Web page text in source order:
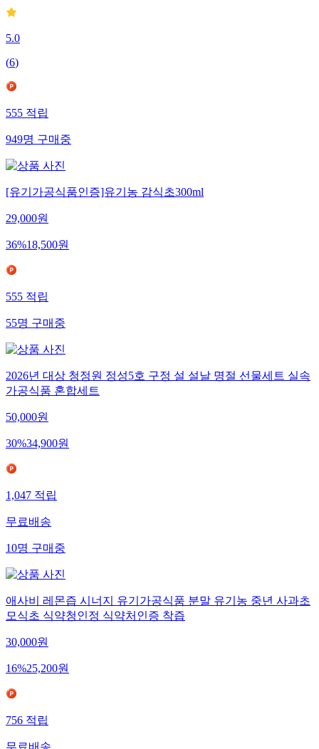
5.0
(6)
555 적립
949명 구매중
[유기가공식품인증]유기농 감식초300ml
29,000원
36%18,500원
555 적립
55명 구매중
2026년 대상 청정원 정성5호 구정 설 설날 명절 선물세트 실속
가공식품 혼합세트
50,000원
30%34,900원
1,047 적립
무료배송
10명 구매중
애사비 레몬즙 시너지 유기가공식품 분말 유기농 중년 사과초
모식초 식약청인정 식약처인증 착즙
30,000원
16%25,200원
756 적립
무료배송